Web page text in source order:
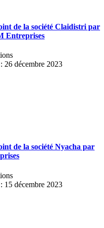
de la société Claidistri par
Entreprises
26 décembre 2023
de la société Nyacha par
15 décembre 2023